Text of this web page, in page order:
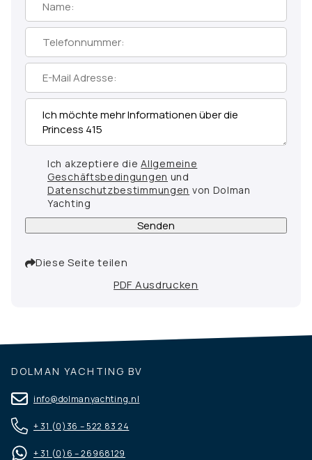
Ich akzeptiere dieAllgemeine
Geschäftsbedingungen und
Datenschutzbestimmungen von Dolman
Yachting
Senden
Diese Seite teilen
PDF Ausdrucken
DOLMAN YACHTING BV
info@dolmanyachting.nl
+ 31 (0)36 – 522 83 24
+ 31 (0)6 – 26968129